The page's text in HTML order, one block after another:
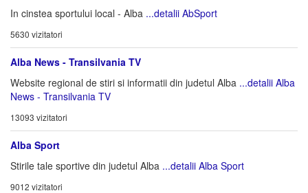
In cinstea sportului local - Alba ...detalii AbSport
5630 vizitatori
Alba News - Transilvania TV
Website regional de stiri si informatii din judetul Alba ...detalii Alba
News - Transilvania TV
13093 vizitatori
Alba Sport
Stirile tale sportive din judetul Alba ...detalii Alba Sport
9012 vizitatori